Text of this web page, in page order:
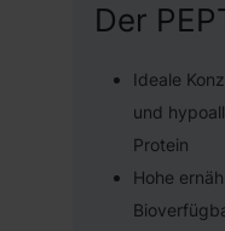
Der
Ideale
und
Protein
Hohe